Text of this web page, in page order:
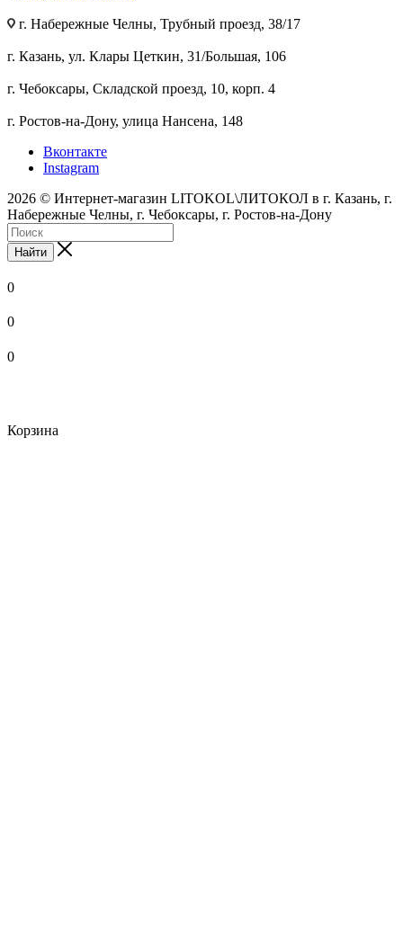
г. Набережные Челны, Трубный проезд, 38/17
г. Казань, ул. Клары Цеткин, 31/Большая, 106
г. Чебоксары, Складской проезд, 10, корп. 4
г. Ростов-на-Дону, улица Нансена, 148
Вконтакте
Instagram
2026 © Интернет-магазин LITOKOL\ЛИТОКОЛ в г. Казань, г.
Набережные Челны, г. Чебоксары, г. Ростов-на-Дону
Найти
0
0
0
Корзина